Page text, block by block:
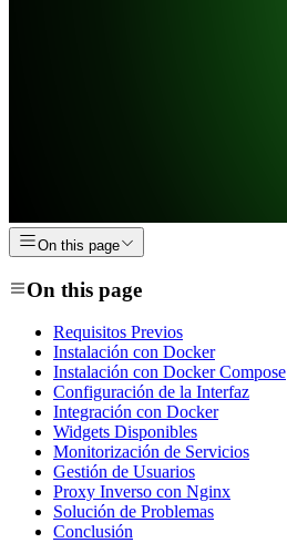
On this page
On this page
Requisitos Previos
Instalación con Docker
Instalación con Docker Compose
Configuración de la Interfaz
Integración con Docker
Widgets Disponibles
Monitorización de Servicios
Gestión de Usuarios
Proxy Inverso con Nginx
Solución de Problemas
Conclusión